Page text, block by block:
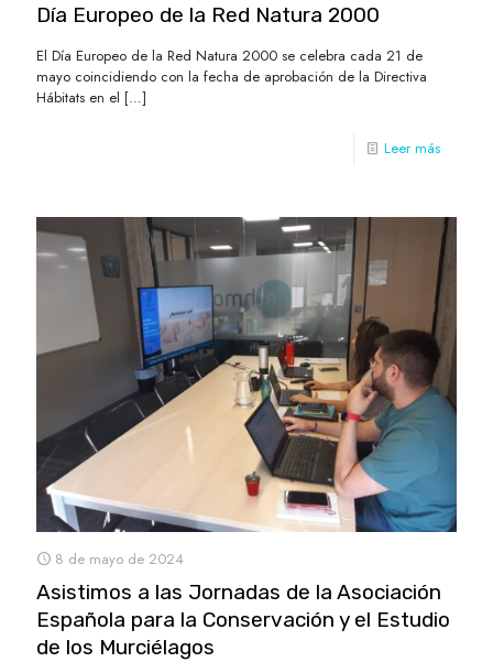
Día Europeo de la Red Natura 2000
El Día Europeo de la Red Natura 2000 se celebra cada 21 de
mayo coincidiendo con la fecha de aprobación de la Directiva
Hábitats en el […]
Leer más
8 de mayo de 2024
Asistimos a las Jornadas de la Asociación
Española para la Conservación y el Estudio
de los Murciélagos